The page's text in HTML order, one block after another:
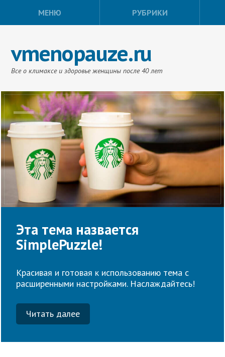
МЕНЮ РУБРИКИ
vmenopauze.ru
Все о климаксе и здоровье женщины после 40 лет
Эта тема назвается
SimplePuzzle!
Красивая и готовая к использованию тема с
расширенными настройками. Наслаждайтесь!
Читать далее